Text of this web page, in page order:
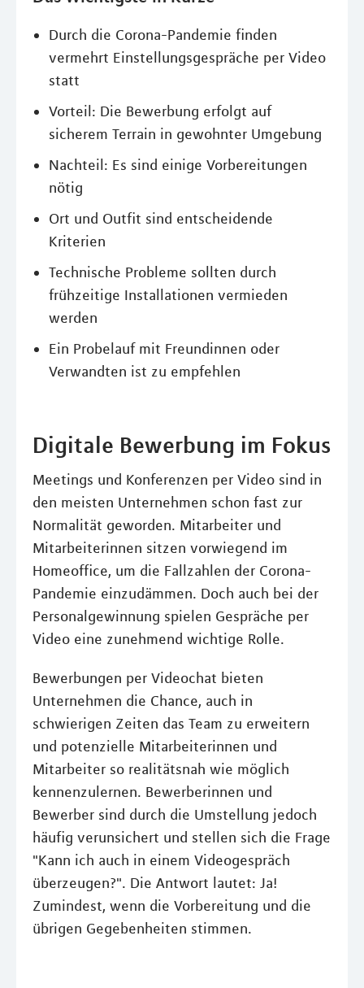
Durch die Corona-Pandemie finden
vermehrt Einstellungsgespräche per Video
statt
Vorteil: Die Bewerbung erfolgt auf
sicherem Terrain in gewohnter Umgebung
Nachteil: Es sind einige Vorbereitungen
nötig
Ort und Outfit sind entscheidende
Kriterien
Technische Probleme sollten durch
frühzeitige Installationen vermieden
werden
Ein Probelauf mit Freundinnen oder
Verwandten ist zu empfehlen
Digitale Bewerbung im Fokus
Meetings und Konferenzen per Video sind in
den meisten Unternehmen schon fast zur
Normalität geworden. Mitarbeiter und
Mitarbeiterinnen sitzen vorwiegend im
Homeoffice, um die Fallzahlen der Corona-
Pandemie einzudämmen. Doch auch bei der
Personalgewinnung spielen Gespräche per
Video eine zunehmend wichtige Rolle.
Bewerbungen per Videochat bieten
Unternehmen die Chance, auch in
schwierigen Zeiten das Team zu erweitern
und potenzielle Mitarbeiterinnen und
Mitarbeiter so realitätsnah wie möglich
kennenzulernen. Bewerberinnen und
Bewerber sind durch die Umstellung jedoch
häufig verunsichert und stellen sich die Frage
"Kann ich auch in einem Videogespräch
überzeugen?". Die Antwort lautet: Ja!
Zumindest, wenn die Vorbereitung und die
übrigen Gegebenheiten stimmen.